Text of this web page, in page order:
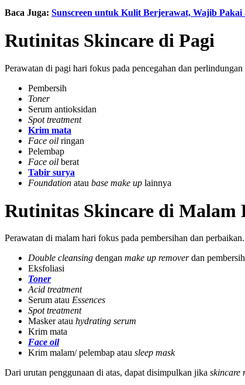
Baca Juga: Sunscreen untuk Kulit Berjerawat, Wajib Pakai
Rutinitas Skincare di Pagi
Perawatan di pagi hari fokus pada pencegahan dan
Pembersih
Toner
Serum antioksidan
Spot treatment
Krim mata
Face oil ringan
Pelembap
Face oil berat
Tabir surya
Foundation atau base make up lainnya
Rutinitas Skincare di Malam
Perawatan di malam hari fokus pada pembersihan dan
Double cleansing dengan make up removerdan pembersih
Eksfoliasi
Toner
Acid treatment
Serum atau Essences
Spot treatment
Masker atau hydrating serum
Krim mata
Face oil
Krim malam/ pelembap atau sleep mask
Dari urutan penggunaan di atas, dapat disimpulkan jika skincare